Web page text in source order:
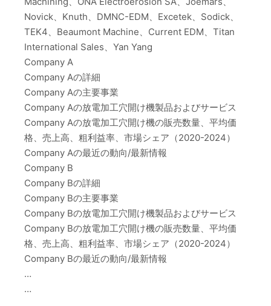
Novick、Knuth、DMNC-EDM、Excetek、Sodick、
TEK4、Beaumont Machine、Current EDM、Titan
International Sales、Yan Yang
Company A
Company Aの詳細
Company Aの主要事業
Company Aの放電加工穴開け機製品およびサービス
Company Aの放電加工穴開け機の販売数量、平均価
格、売上高、粗利益率、市場シェア（2020-2024）
Company Aの最近の動向/最新情報
Company B
Company Bの詳細
Company Bの主要事業
Company Bの放電加工穴開け機製品およびサービス
Company Bの放電加工穴開け機の販売数量、平均価
格、売上高、粗利益率、市場シェア（2020-2024）
Company Bの最近の動向/最新情報
…
…